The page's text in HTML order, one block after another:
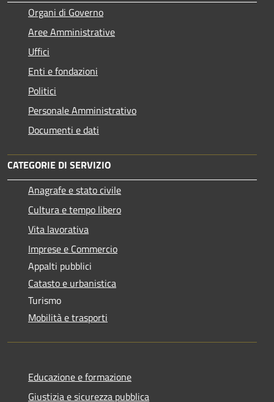
Organi di Governo
Aree Amministrative
Uffici
Enti e fondazioni
Politici
Personale Amministrativo
Documenti e dati
CATEGORIE DI SERVIZIO
Anagrafe e stato civile
Cultura e tempo libero
Vita lavorativa
Imprese e Commercio
Appalti pubblici
Catasto e urbanistica
Turismo
Mobilità e trasporti
Educazione e formazione
Giustizia e sicurezza pubblica